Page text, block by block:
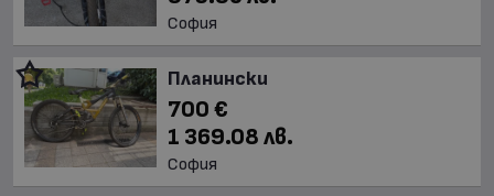
София
Планински
700 €
1 369.08 лв.
София